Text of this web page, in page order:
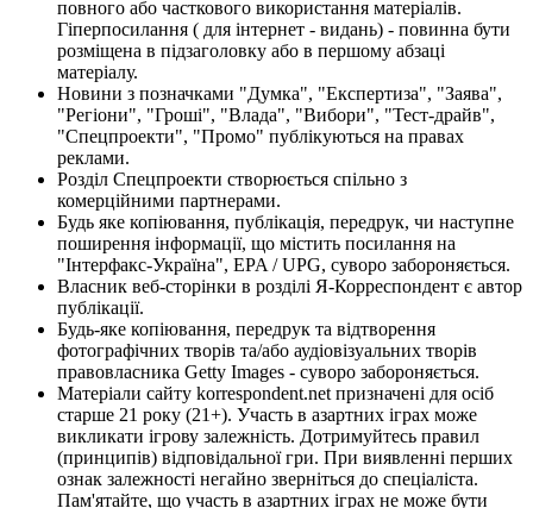
повного або часткового використання матеріалів.
Гіперпосилання ( для інтернет - видань) - повинна бути
розміщена в підзаголовку або в першому абзаці
матеріалу.
Новини з позначками "Думка", "Експертиза", "Заява",
"Регіони", "Гроші", "Влада", "Вибори", "Тест-драйв",
"Спецпроекти", "Промо" публікуються на правах
реклами.
Розділ Спецпроекти створюється спільно з
комерційними партнерами.
Будь яке копіювання, публікація, передрук, чи наступне
поширення інформації, що містить посилання на
"Інтерфакс-Україна", EPA / UPG, суворо забороняється.
Власник веб-сторінки в розділі Я-Корреспондент є автор
публікації.
Будь-яке копіювання, передрук та відтворення
фотографічних творів та/або аудіовізуальних творів
правовласника Getty Images - суворо забороняється.
Матеріали сайту korrespondent.net призначені для осіб
старше 21 року (21+). Участь в азартних іграх може
викликати ігрову залежність. Дотримуйтесь правил
(принципів) відповідальної гри. При виявленні перших
ознак залежності негайно зверніться до спеціаліста.
Пам'ятайте, що участь в азартних іграх не може бути